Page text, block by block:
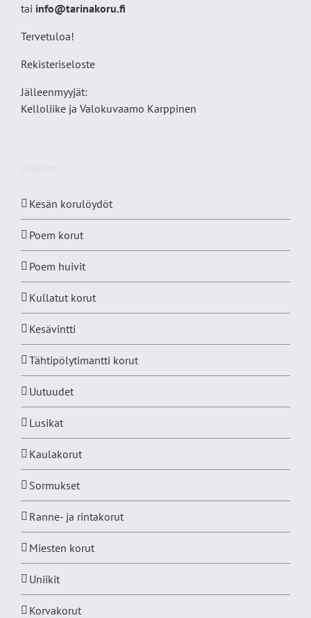
tai info@tarinakoru.fi
Tervetuloa!
Rekisteriseloste
Jälleenmyyjät:
Kelloliike ja Valokuvaamo Karppinen
Kesän korulöydöt
Poem korut
Poem huivit
Kullatut korut
Kesävintti
Tähtipölytimantti korut
Uutuudet
Lusikat
Kaulakorut
Sormukset
Ranne- ja rintakorut
Miesten korut
Uniikit
Korvakorut